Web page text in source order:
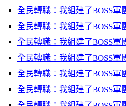
全民轉職：我組建了BOSS軍
全民轉職：我組建了BOSS軍
全民轉職：我組建了BOSS軍
全民轉職：我組建了BOSS軍
全民轉職：我組建了BOSS軍
全民轉職：我組建了BOSS軍